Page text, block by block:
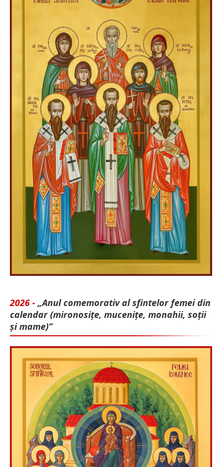
2026 - „Anul comemorativ al sfintelor femei din
calendar (mironosițe, mu­cenițe, monahii, soții
și mame)”